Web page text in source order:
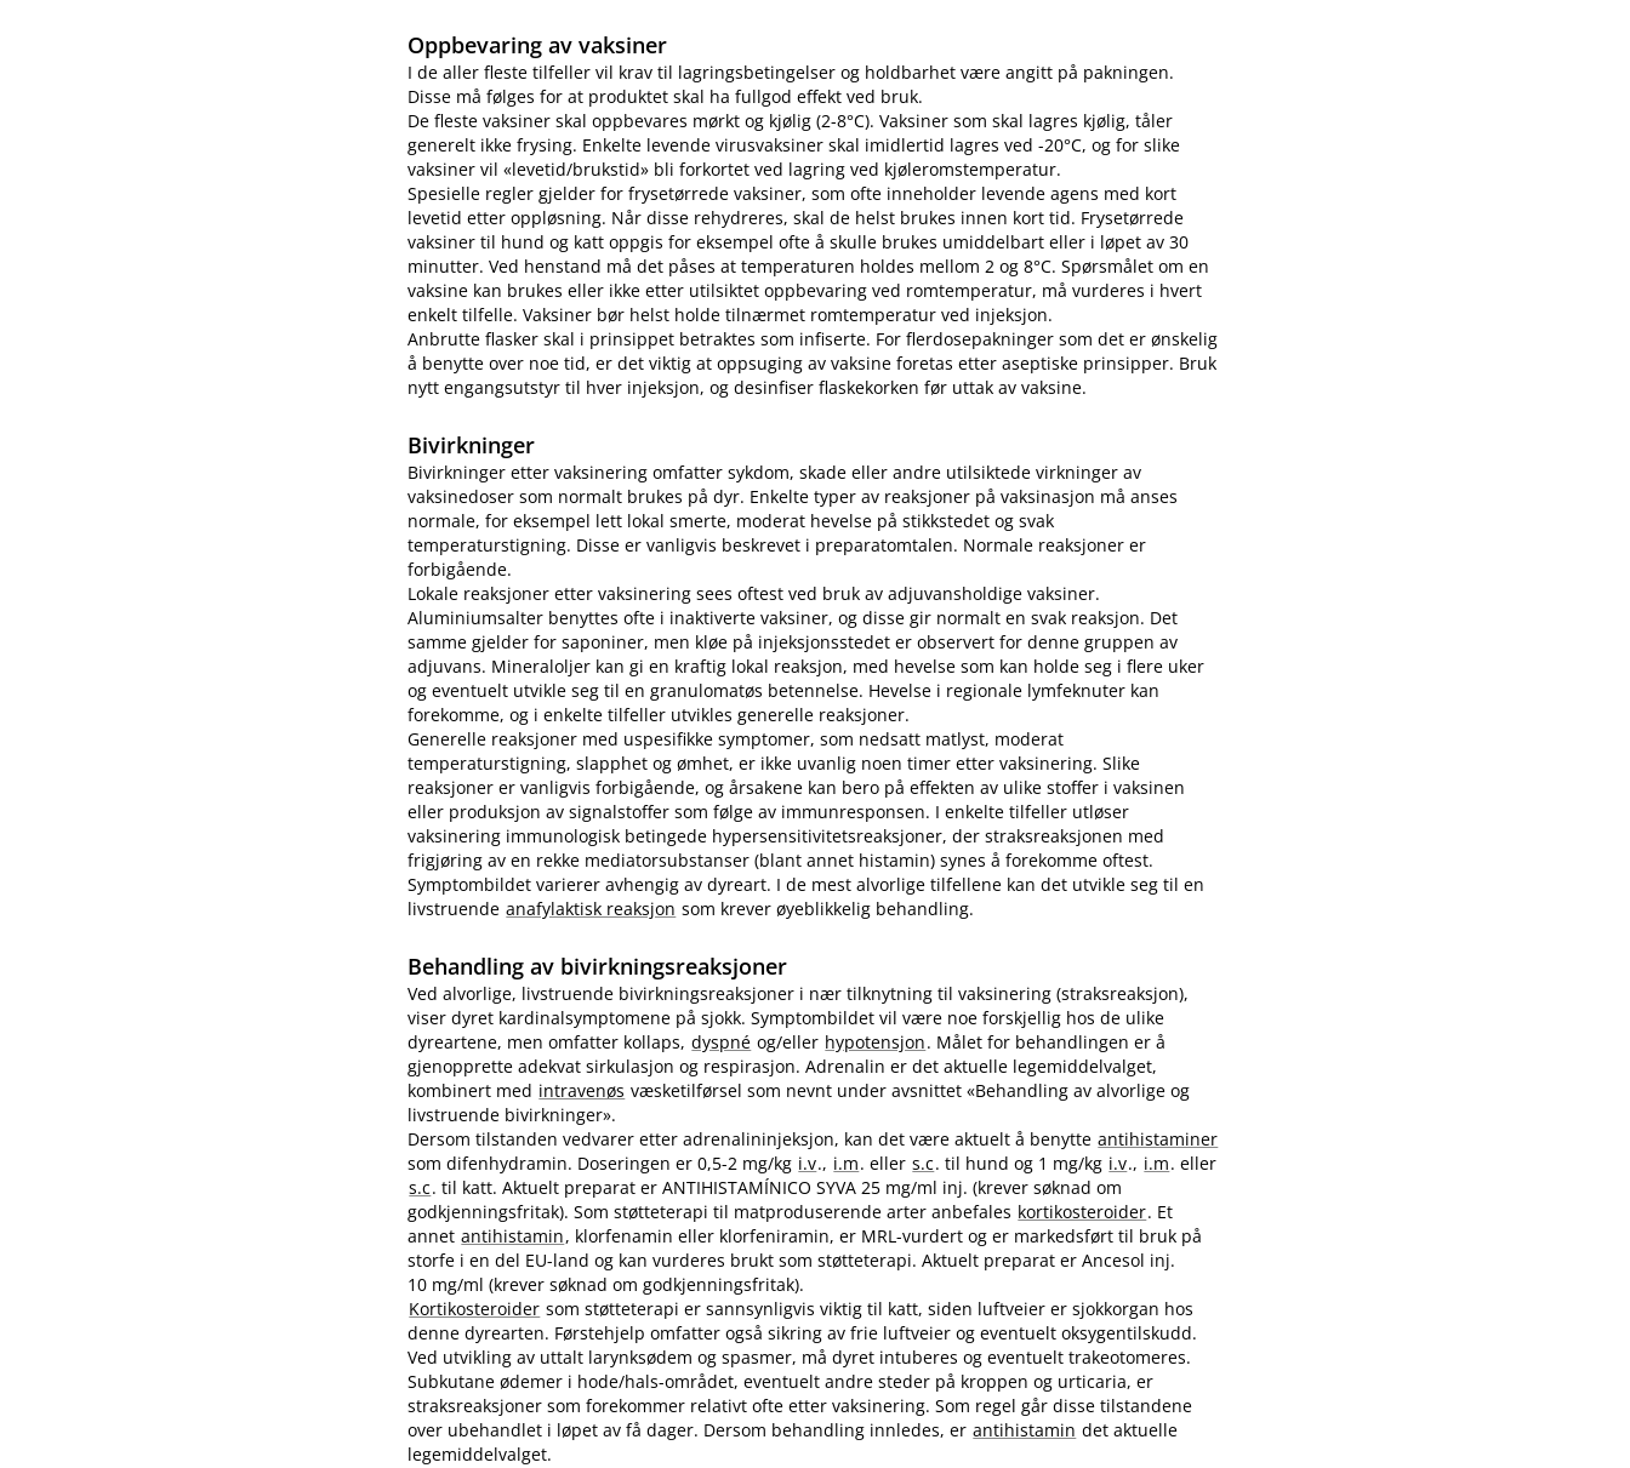
Oppbevaring av vaksiner
I de aller fleste tilfeller vil krav til lagringsbetingelser og holdbarhet være angitt på pakningen.
Disse må følges for at produktet skal ha fullgod effekt ved bruk.
De fleste vaksiner skal oppbevares mørkt og kjølig (2-8°C). Vaksiner som skal lagres kjølig, tåler
generelt ikke frysing. Enkelte levende virusvaksiner skal imidlertid lagres ved -20°C, og for slike
vaksiner vil «levetid​/​brukstid» bli forkortet ved lagring ved kjøleromstemperatur.
Spesielle regler gjelder for frysetørrede vaksiner, som ofte inneholder levende agens med kort
levetid etter oppløsning. Når disse rehydreres, skal de helst brukes innen kort tid. Frysetørrede
vaksiner til hund og katt oppgis for eksempel ofte å skulle brukes umiddelbart eller i løpet av 30
minutter. Ved henstand må det påses at temperaturen holdes mellom 2 og 8°C. Spørsmålet om en
vaksine kan brukes eller ikke etter utilsiktet oppbevaring ved romtemperatur, må vurderes i hvert
enkelt tilfelle. Vaksiner bør helst holde tilnærmet romtemperatur ved injeksjon.
Anbrutte flasker skal i prinsippet betraktes som infiserte. For flerdosepakninger som det er ønskelig
å benytte over noe tid, er det viktig at oppsuging av vaksine foretas etter aseptiske prinsipper. Bruk
nytt engangsutstyr til hver injeksjon, og desinfiser flaskekorken før uttak av vaksine.
Bivirkninger
Bivirkninger etter vaksinering omfatter sykdom, skade eller andre utilsiktede virkninger av
vaksinedoser som normalt brukes på dyr. Enkelte typer av reaksjoner på vaksinasjon må anses
normale, for eksempel lett lokal smerte, moderat hevelse på stikkstedet og svak
temperaturstigning. Disse er vanligvis beskrevet i preparatomtalen. Normale reaksjoner er
forbigående.
Lokale reaksjoner etter vaksinering sees oftest ved bruk av adjuvansholdige vaksiner.
Aluminiumsalter benyttes ofte i inaktiverte vaksiner, og disse gir normalt en svak reaksjon. Det
samme gjelder for saponiner, men kløe på injeksjonsstedet er observert for denne gruppen av
adjuvans. Mineraloljer kan gi en kraftig lokal reaksjon, med hevelse som kan holde seg i flere uker
og eventuelt utvikle seg til en granulomatøs betennelse. Hevelse i regionale lymfeknuter kan
forekomme, og i enkelte tilfeller utvikles generelle reaksjoner.
Generelle reaksjoner med uspesifikke symptomer, som nedsatt matlyst, moderat
temperaturstigning, slapphet og ømhet, er ikke uvanlig noen timer etter vaksinering. Slike
reaksjoner er vanligvis forbigående, og årsakene kan bero på effekten av ulike stoffer i vaksinen
eller produksjon av signalstoffer som følge av immunresponsen. I enkelte tilfeller utløser
vaksinering immunologisk betingede hypersensitivitetsreaksjoner, der straksreaksjonen med
frigjøring av en rekke mediatorsubstanser (blant annet histamin) synes å forekomme oftest.
Symptombildet varierer avhengig av dyreart. I de mest alvorlige tilfellene kan det utvikle seg til en
livstruende anafylaktisk reaksjon som krever øyeblikkelig behandling.
Behandling av bivirkningsreaksjoner
Ved alvorlige, livstruende bivirkningsreaksjoner i nær tilknytning til vaksinering (straksreaksjon),
viser dyret kardinalsymptomene på sjokk. Symptombildet vil være noe forskjellig hos de ulike
dyreartene, men omfatter kollaps, dyspné og​/​eller hypotensjon. Målet for behandlingen er å
gjenopprette adekvat sirkulasjon og respirasjon. Adrenalin er det aktuelle legemiddelvalget,
kombinert med intravenøs væsketilførsel som nevnt under avsnittet «Behandling av alvorlige og
livstruende bivirkninger».
Dersom tilstanden vedvarer etter adrenalininjeksjon, kan det være aktuelt å benytte antihistaminer
som difenhydramin. Doseringen er 0,5-2 mg/kg i.v., i.m. eller s.c. til hund og 1 mg/kg i.v., i.m. eller
s.c. til katt. Aktuelt preparat er ANTIHISTAMÍNICO SYVA 25 mg/ml inj. (krever søknad om
godkjenningsfritak). Som støtteterapi til matproduserende arter anbefales kortikosteroider. Et
annet antihistamin, klorfenamin eller klorfeniramin, er MRL-vurdert og er markedsført til bruk på
storfe i en del EU-land og kan vurderes brukt som støtteterapi. Aktuelt preparat er Ancesol inj.
10 mg/ml (krever søknad om godkjenningsfritak).
Kortikosteroider som støtteterapi er sannsynligvis viktig til katt, siden luftveier er sjokkorgan hos
denne dyrearten. Førstehjelp omfatter også sikring av frie luftveier og eventuelt oksygentilskudd.
Ved utvikling av uttalt larynksødem og spasmer, må dyret intuberes og eventuelt trakeotomeres.
Subkutane ødemer i hode​/​hals-området, eventuelt andre steder på kroppen og urticaria, er
straksreaksjoner som forekommer relativt ofte etter vaksinering. Som regel går disse tilstandene
over ubehandlet i løpet av få dager. Dersom behandling innledes, er antihistamin det aktuelle
legemiddelvalget.